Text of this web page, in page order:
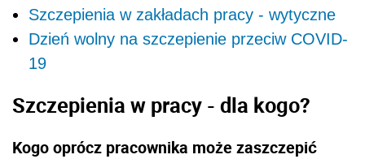
Szczepienia w zakładach pracy - wytyczne
Dzień wolny na szczepienie przeciw COVID-
19
Szczepienia w pracy - dla kogo?
Kogo oprócz pracownika może zaszczepić